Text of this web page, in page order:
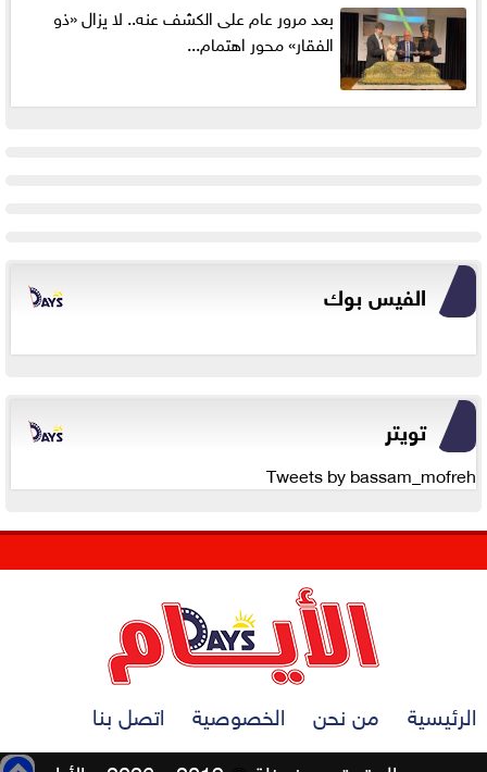
بعد مرور عام على الكشف عنه.. لا يزال «ذو
الفقار» محور اهتمام...
الفيس بوك
تويتر
Tweets by bassam_mofreh
الرئيسية من نحن الخصوصية
اتصل بنا